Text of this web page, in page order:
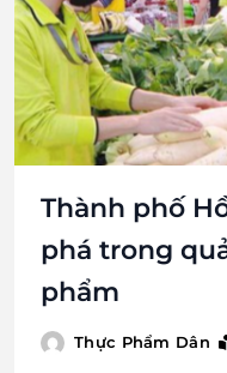
Thành phố
phá trong
phẩm
Thực Phẩm Dân